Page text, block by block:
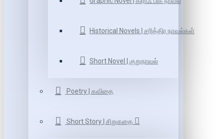
Historical Novels | சரித்திர நாவல்கள்
Short Novel | குறுநாவல்
Poetry | கவிதை
Short Story | சிறுகதை